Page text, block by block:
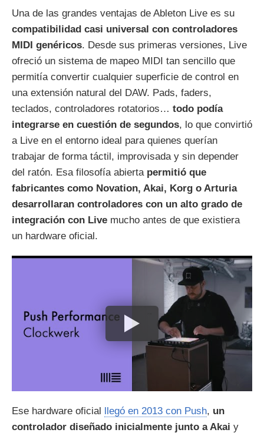
Una de las grandes ventajas de Ableton Live es su
compatibilidad casi universal con controladores
MIDI genéricos. Desde sus primeras versiones, Live
ofreció un sistema de mapeo MIDI tan sencillo que
permitía convertir cualquier superficie de control en
una extensión natural del DAW. Pads, faders,
teclados, controladores rotatorios… todo podía
integrarse en cuestión de segundos, lo que convirtió
a Live en el entorno ideal para quienes querían
trabajar de forma táctil, improvisada y sin depender
del ratón. Esa filosofía abierta permitió que
fabricantes como Novation, Akai, Korg o Arturia
desarrollaran controladores con un alto grado de
integración con Live mucho antes de que existiera
un hardware oficial.
Ese hardware oficial llegó en 2013 con Push, un
controlador diseñado inicialmente junto a Akai y